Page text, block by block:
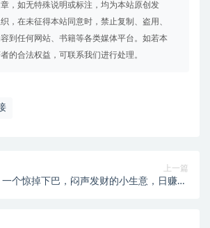
，如无特殊说明或标注，均为本站原创发
，在未征得本站同意时，禁止复制、盗用、
到任何网站、书籍等各类媒体平台。如若本
的合法权益，可联系我们进行处理。
上一篇
个惊掉下巴，闷声发财的小生意，日赚15